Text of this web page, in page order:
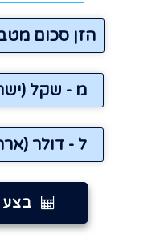
מ - שקל
ל - דולר
בצע
בצע